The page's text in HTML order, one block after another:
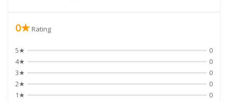
0★ Rating
5★
0
4★
0
3★
0
2★
0
1★
0